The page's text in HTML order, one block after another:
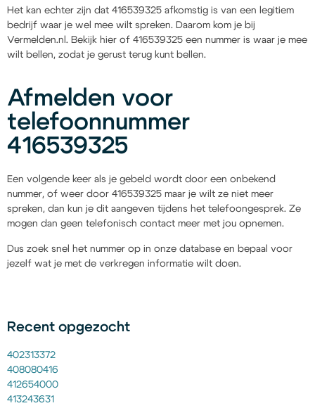
Het kan echter zijn dat 416539325 afkomstig is van een legitiem
bedrijf waar je wel mee wilt spreken. Daarom kom je bij
Vermelden.nl. Bekijk hier of 416539325 een nummer is waar je mee
wilt bellen, zodat je gerust terug kunt bellen.
Afmelden voor
telefoonnummer
416539325
Een volgende keer als je gebeld wordt door een onbekend
nummer, of weer door 416539325 maar je wilt ze niet meer
spreken, dan kun je dit aangeven tijdens het telefoongesprek. Ze
mogen dan geen telefonisch contact meer met jou opnemen.
Dus zoek snel het nummer op in onze database en bepaal voor
jezelf wat je met de verkregen informatie wilt doen.
Recent opgezocht
402313372
408080416
412654000
413243631